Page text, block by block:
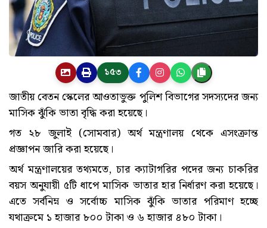
১৫৩
জাতীয় বেতন স্কেলের আওতাভুক্ত পুলিশ বিভাগের সদস্যদের জন্য
মাসিক ঝুঁকি ভাতা বৃদ্ধি করা হয়েছে।
গত ২৮ জুলাই (সোমবার) অর্থ মন্ত্রণালয় থেকে এসংক্রান্ত
প্রজ্ঞাপন জারি করা হয়েছে।
অর্থ মন্ত্রণালয়ের তথ্যমতে, চার ক্যাটাগরির পদের জন্য চাকরির
বয়স অনুযায়ী ৫টি ধাপে মাসিক ভাতার হার নির্ধারণ করা হয়েছে।
এতে সর্বনিম্ন ও সর্বোচ্চ মাসিক ঝুঁকি ভাতার পরিমাণ হচ্ছে
যথাক্রমে ১ হাজার ৮০০ টাকা ও ৬ হাজার ৪৮০ টাকা।